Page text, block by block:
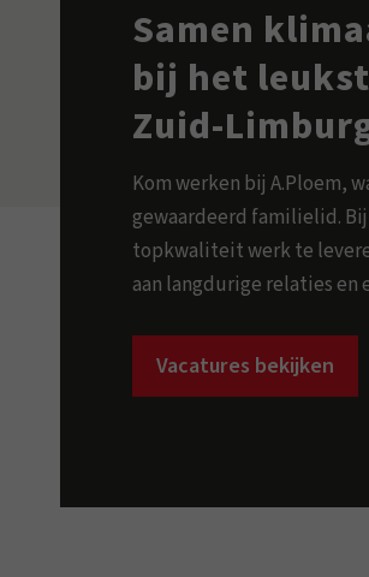
Samen
bij het
Zuid-
Kom werken bij A.Ploem,
gewaardeerd familielid.
topkwaliteit werk te
aan langdurige relaties en
Vacatures bekijken